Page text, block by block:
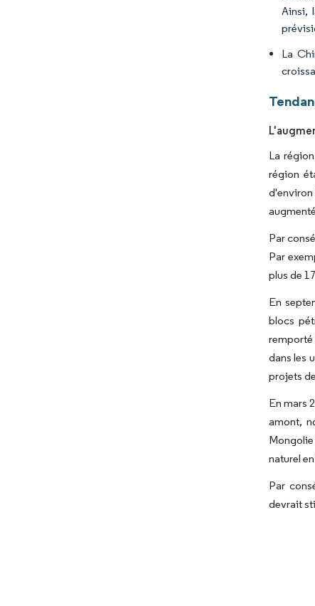
Ainsi,
La
La
région
d'environ
Par
Par
plus de
En
blocs
remporté
dans les
projets
En mars
amont,
naturel
Par
devrait